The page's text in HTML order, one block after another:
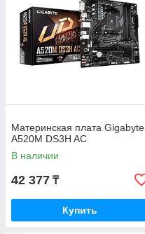
Материнская плата Gigabyte
A520M DS3H AC
В наличии
42 377 ₸
Купить